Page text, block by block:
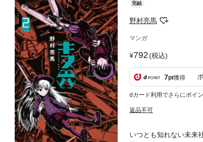
完結
野村亮馬
マンガ
792(税込)
7pt獲得
dカード利用でさらにポイ
返品不可
いつとも知れない未来